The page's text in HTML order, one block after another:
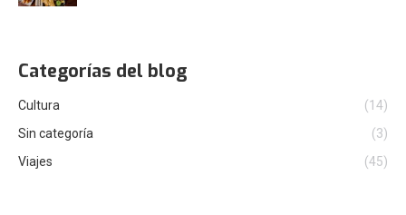
Categorías del blog
Cultura
(14)
Sin categoría
(3)
Viajes
(45)